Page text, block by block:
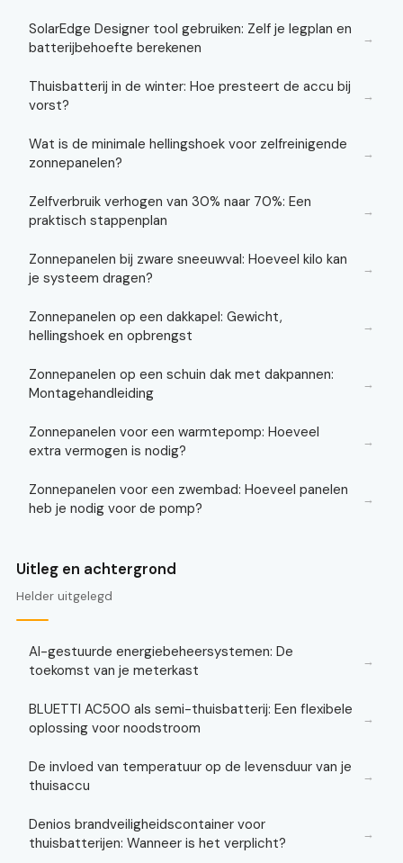
SolarEdge Designer tool gebruiken: Zelf je legplan en
batterijbehoefte berekenen
→
Thuisbatterij in de winter: Hoe presteert de accu bij
vorst?
→
Wat is de minimale hellingshoek voor zelfreinigende
zonnepanelen?
→
Zelfverbruik verhogen van 30% naar 70%: Een
praktisch stappenplan
→
Zonnepanelen bij zware sneeuwval: Hoeveel kilo kan
je systeem dragen?
→
Zonnepanelen op een dakkapel: Gewicht,
hellingshoek en opbrengst
→
Zonnepanelen op een schuin dak met dakpannen:
Montagehandleiding
→
Zonnepanelen voor een warmtepomp: Hoeveel
extra vermogen is nodig?
→
Zonnepanelen voor een zwembad: Hoeveel panelen
heb je nodig voor de pomp?
→
Uitleg en achtergrond
Helder uitgelegd
AI-gestuurde energiebeheersystemen: De
toekomst van je meterkast
→
BLUETTI AC500 als semi-thuisbatterij: Een flexibele
oplossing voor noodstroom
→
De invloed van temperatuur op de levensduur van je
thuisaccu
→
Denios brandveiligheidscontainer voor
thuisbatterijen: Wanneer is het verplicht?
→